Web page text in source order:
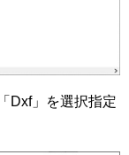
Dxf」を選択指定